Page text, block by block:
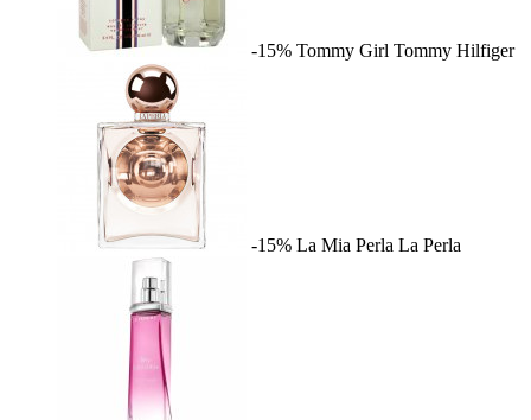
-15% Tommy Girl Tommy Hilfiger
-15% La Mia Perla La Perla